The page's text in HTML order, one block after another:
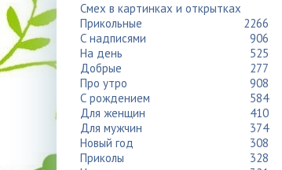
Смех в картинках и открытках
Прикольные
2266
С надписями
906
На день
525
Добрые
277
Про утро
908
С рождением
584
Для женщин
410
Для мужчин
374
Новый год
308
Приколы
328